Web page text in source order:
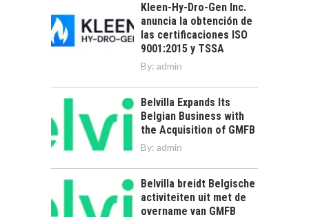
Kleen-Hy-Dro-Gen Inc.
anuncia la obtención de
las certificaciones ISO
9001:2015 y TSSA
By: admin
Belvilla Expands Its
Belgian Business with
the Acquisition of GMFB
By: admin
Belvilla breidt Belgische
activiteiten uit met de
overname van GMFB